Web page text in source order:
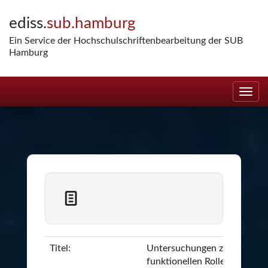
navigation
ediss.sub.hamburg
Ein Service der Hochschulschriftenbearbeitung der SUB
Hamburg
Titel:
Untersuchungen zur
funktionellen Rolle des Zink-